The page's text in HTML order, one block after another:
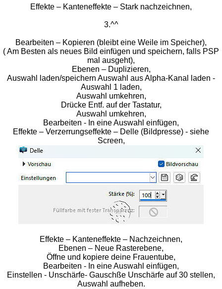
Effekte – Kanteneffekte – Stark nachzeichnen,
3.^^
Bearbeiten – Kopieren (bleibt eine Weile im Speicher),
( Am Besten als neues Bild einfügen und speichern, falls PSP
mal ausgeht),
Ebenen – Duplizieren,
Auswahl laden/speichern Auswahl aus Alpha-Kanal laden -
Auswahl 1 laden,
Auswahl umkehren,
Drücke Entf. auf der Tastatur,
Auswahl umkehren,
Bearbeiten - In eine Auswahl einfügen,
Effekte – Verzerrungseffekte – Delle (Bildpresse) - siehe
Screen,
Effekte – Kanteneffekte – Nachzeichnen,
Ebenen – Neue Rasterebene,
Öffne und kopiere deine Frauentube,
Bearbeiten - In eine Auswahl einfügen,
Einstellen - Unschärfe- Gauschße Unschärfe auf 30 stellen,
Auswahl aufheben.